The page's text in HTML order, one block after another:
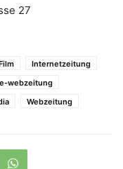
27
Internetzeitung
webzeitung
Webzeitung